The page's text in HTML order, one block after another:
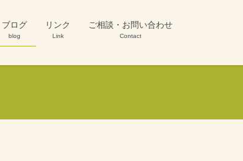
ブログ
blog
リンク
Link
ご相談・お問い合わせ
Contact